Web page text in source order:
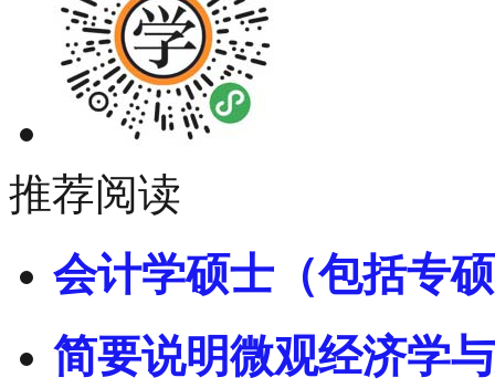
推荐阅读
会计学硕士（包括专
简要说明微观经济学